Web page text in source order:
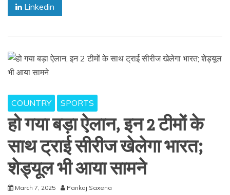
Linkedin
COUNTRY SPORTS
हो गया बड़ा ऐलान, इन 2 टीमों के
साथ ट्राई सीरीज खेलेगा भारत;
शेड्यूल भी आया सामने
March 7, 2025 Pankaj Saxena